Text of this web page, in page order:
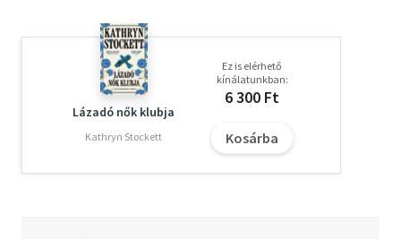
Az essexi kígyó című könyvet számos irodalmi díjra
jelölték, megjelenése óta több mint egy éve az eladási
listák elején szerepel a könyv az Egyesült Királyságban.
Az Év Könyve - The Waterstones
The Sunday Times Bestseller
Lázadó nők klubja
Kathryn Stockett
Ez is elérhető
kínálatunkban:
6 300 Ft
Kosárba